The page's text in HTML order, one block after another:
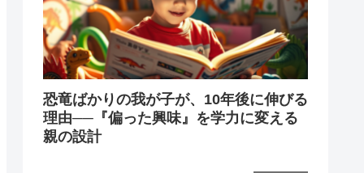
恐竜ばかりの我が子が、10年後に伸びる
理由──『偏った興味』を学力に変える
親の設計